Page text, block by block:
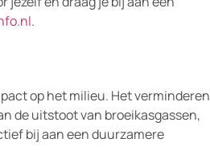
.
op het milieu. Het verminderen
de uitstoot van broeikasgassen,
bij aan een duurzamere